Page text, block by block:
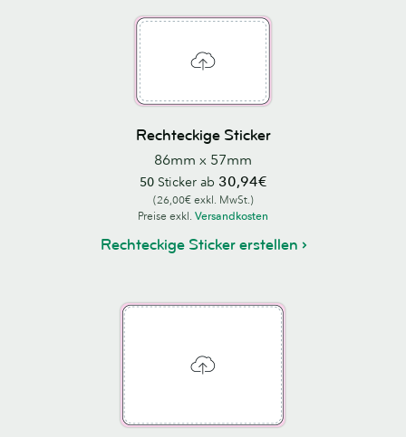
Rechteckige Sticker
86mm x 57mm
50Sticker ab 30,94€
(26,00€ exkl. MwSt.)
Preise exkl. Versandkosten
Rechteckige Sticker erstellen